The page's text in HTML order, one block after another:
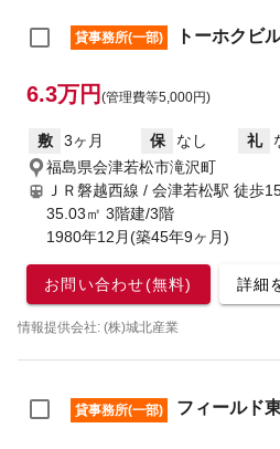
貸事務所(一部) トーホクビ
6.3万円 (管理費等5,000円)
敷 3ヶ月 保 なし 礼
福島県会津若松市滝沢町
ＪＲ磐越西線 / 会津若松駅 徒歩
35.03㎡ 3階建/3階
1980年12月(築45年9ヶ月)
お問い合わせ(無料) 詳細
情報提供会社: (株)城北産業
貸事務所(一部) フィールド